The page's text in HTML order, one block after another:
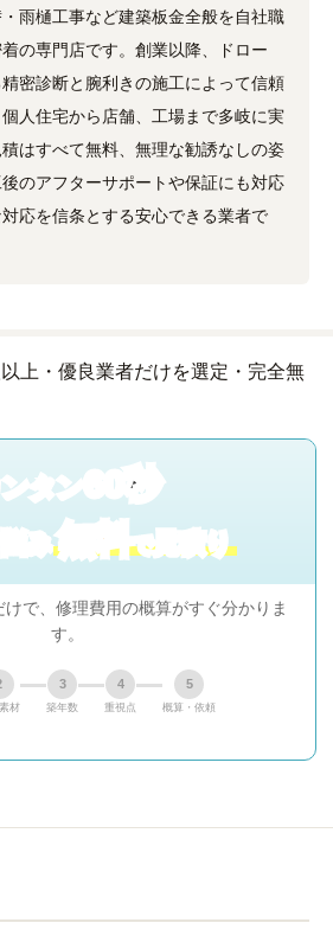
雨樋工事など建築板金全般を自社職
の専門店です。創業以降、ドロー
密診断と腕利きの施工によって信頼
人住宅から店舗、工場まで多岐に実
はすべて無料、無理な勧誘なしの姿
のアフターサポートや保証にも対応
応を信条とする安心できる業者で
タン60秒
み無料で見積り
で、修理費用の概算がすぐ分かりま
す。
材
3
築年数
4
重視点
5
概算・依頼